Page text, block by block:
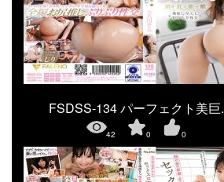
FSDSS-134 パーフェクト美巨.
42 0 0